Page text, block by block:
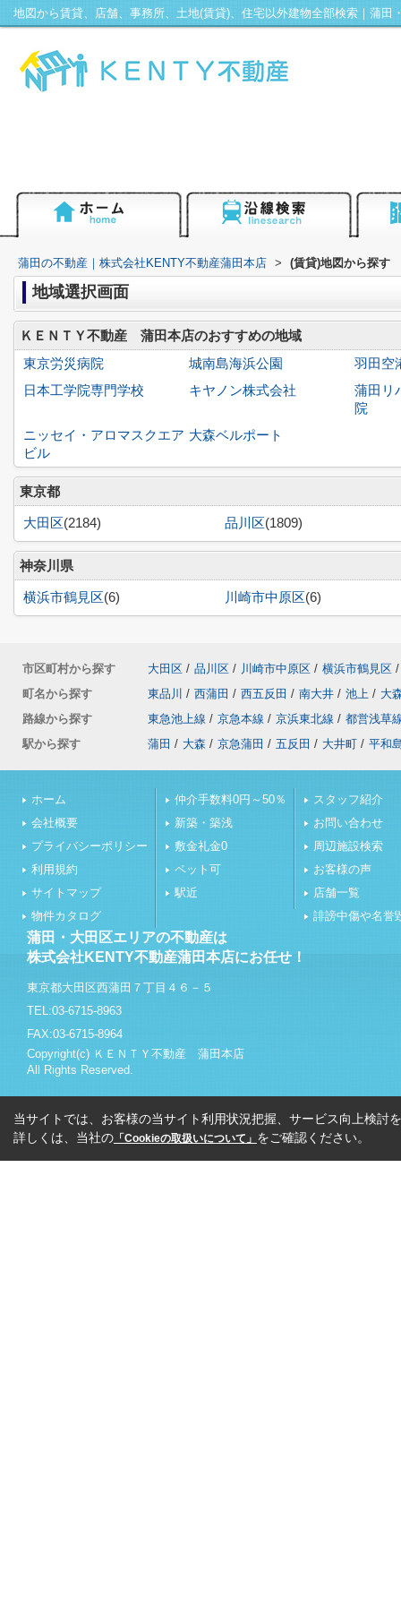
蒲田の不動産｜株式会社KENTY不動産蒲田本店 > (賃貸)地図から探す
地域選択画面
ＫＥＮＴＹ不動産 蒲田本店のおすすめの地域
東京労災病院
城南島海浜公園
羽田空
日本工学院専門学校
キヤノン株式会社
蒲田リ
院
ニッセイ・アロマスクエア
ビル
大森ベルポート
東京都
大田区(2184) 品川区(1809)
神奈川県
横浜市鶴見区(6) 川崎市中原区(6)
市区町村から探す 大田区 / 品川区 / 川崎市中原区 / 横浜市鶴見区 /
町名から探す
東品川 / 西蒲田 / 西五反田 / 南大井 / 池上 / 大
路線から探す
東急池上線 / 京急本線 / 京浜東北線 / 都営浅草
駅から探す
蒲田 / 大森 / 京急蒲田 / 五反田 / 大井町 / 平和
ホーム
会社概要
プライバシーポリシー
利用規約
サイトマップ
物件カタログ
仲介手数料0円～50％
新築・築浅
敷金礼金0
ペット可
駅近
スタッフ紹介
お問い合わせ
周辺施設検索
お客様の声
店舗一覧
誹謗中傷や名誉
蒲田・大田区エリアの不動産は
株式会社KENTY不動産蒲田本店にお任せ！
東京都大田区西蒲田７丁目４６－５
TEL:03-6715-8963
FAX:03-6715-8964
Copyright(c) ＫＥＮＴＹ不動産 蒲田本店
All Rights Reserved.
当サイトでは、お客様の当サイト利用状況把握、サービス向上検討
詳しくは、当社の 「Cookieの取扱いについて」 をご確認ください。